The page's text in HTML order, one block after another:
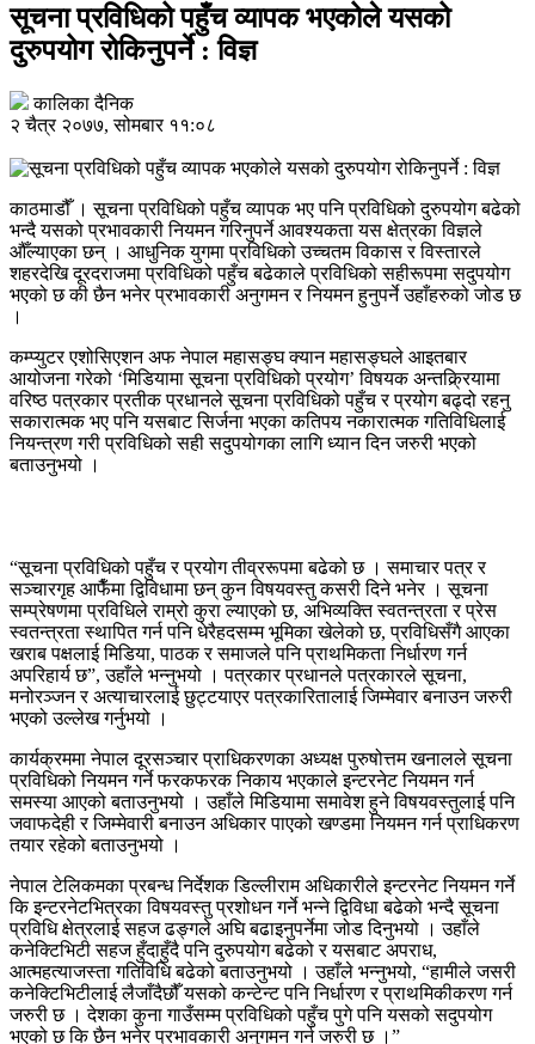
सूचना प्रविधिको पहुँच व्यापक भएकोले यसको
दुरुपयोग रोकिनुपर्ने : विज्ञ
कालिका दैनिक
२ चैत्र २०७७, सोमबार ११:०८
काठमाडौँ । सूचना प्रविधिको पहुँच व्यापक भए पनि प्रविधिको दुरुपयोग बढेको
भन्दै यसको प्रभावकारी नियमन गरिनुपर्ने आवश्यकता यस क्षेत्रका विज्ञले
औँल्याएका छन् । आधुनिक युगमा प्रविधिको उच्चतम विकास र विस्तारले
शहरदेखि दूरदराजमा प्रविधिको पहुँच बढेकाले प्रविधिको सहीरूपमा सदुपयोग
भएको छ की छैन भनेर प्रभावकारी अनुगमन र नियमन हुनुपर्ने उहाँहरुको जोड छ
।
कम्प्युटर एशोसिएशन अफ नेपाल महासङ्घ क्यान महासङ्घले आइतबार
आयोजना गरेको ‘मिडियामा सूचना प्रविधिको प्रयोग’ विषयक अन्तक्र्रियामा
वरिष्ठ पत्रकार प्रतीक प्रधानले सूचना प्रविधिको पहुँच र प्रयोग बढ्दो रहनु
सकारात्मक भए पनि यसबाट सिर्जना भएका कतिपय नकारात्मक गतिविधिलाई
नियन्त्रण गरी प्रविधिको सही सदुपयोगका लागि ध्यान दिन जरुरी भएको
बताउनुभयो ।
“सूचना प्रविधिको पहुँच र प्रयोग तीव्ररूपमा बढेको छ । समाचार पत्र र
सञ्चारगृह आफैँमा द्विविधामा छन् कुन विषयवस्तु कसरी दिने भनेर । सूचना
सम्प्रेषणमा प्रविधिले राम्रो कुरा ल्याएको छ, अभिव्यक्ति स्वतन्त्रता र प्रेस
स्वतन्त्रता स्थापित गर्न पनि धेरैहदसम्म भूमिका खेलेको छ, प्रविधिसँगै आएका
खराब पक्षलाई मिडिया, पाठक र समाजले पनि प्राथमिकता निर्धारण गर्न
अपरिहार्य छ”, उहाँले भन्नुभयो । पत्रकार प्रधानले पत्रकारले सूचना,
मनोरञ्जन र अत्याचारलाई छुट्टयाएर पत्रकारितालाई जिम्मेवार बनाउन जरुरी
भएको उल्लेख गर्नुभयो ।
कार्यक्रममा नेपाल दूरसञ्चार प्राधिकरणका अध्यक्ष पुरुषोत्तम खनालले सूचना
प्रविधिको नियमन गर्ने फरकफरक निकाय भएकाले इन्टरनेट नियमन गर्न
समस्या आएको बताउनुभयो । उहाँले मिडियामा समावेश हुने विषयवस्तुलाई पनि
जवाफदेही र जिम्मेवारी बनाउन अधिकार पाएको खण्डमा नियमन गर्न प्राधिकरण
तयार रहेको बताउनुभयो ।
नेपाल टेलिकमका प्रबन्ध निर्देशक डिल्लीराम अधिकारीले इन्टरनेट नियमन गर्ने
कि इन्टरनेटभित्रका विषयवस्तु प्रशोधन गर्ने भन्ने द्विविधा बढेको भन्दै सूचना
प्रविधि क्षेत्रलाई सहज ढङ्गले अघि बढाइनुपर्नेमा जोड दिनुभयो । उहाँले
कनेक्टिभिटी सहज हुँदाहुँदै पनि दुरुपयोग बढेको र यसबाट अपराध,
आत्महत्याजस्ता गतिविधि बढेको बताउनुभयो । उहाँले भन्नुभयो, “हामीले जसरी
कनेक्टिभिटीलाई लैजाँदैछौँ यसको कन्टेन्ट पनि निर्धारण र प्राथमिकीकरण गर्न
जरुरी छ । देशका कुना गाउँसम्म प्रविधिको पहुँच पुगे पनि यसको सदुपयोग
भएको छ कि छैन भनेर प्रभावकारी अनुगमन गर्न जरुरी छ ।”